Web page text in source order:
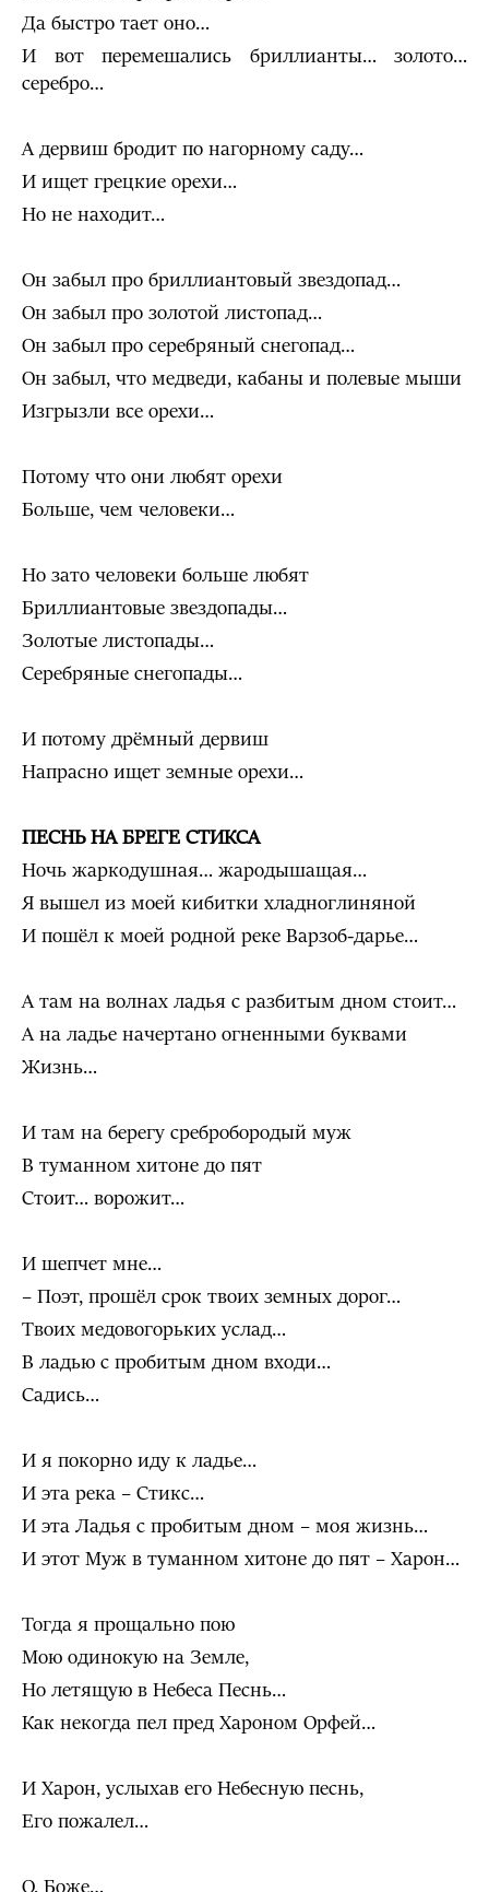
Да быстро тает оно…
И вот перемешались бриллианты… золото…
серебро…
А дервиш бродит по нагорному саду…
И ищет грецкие орехи…
Но не находит…
Он забыл про бриллиантовый звездопад…
Он забыл про золотой листопад…
Он забыл про серебряный снегопад…
Он забыл, что медведи, кабаны и полевые мыши
Изгрызли все орехи…
Потому что они любят орехи
Больше, чем человеки…
Но зато человеки больше любят
Бриллиантовые звездопады…
Золотые листопады…
Серебряные снегопады…
И потому дрёмный дервиш
Напрасно ищет земные орехи…
ПЕСНЬ НА БРЕГЕ СТИКСА
Ночь жаркодушная… жародышащая…
Я вышел из моей кибитки хладноглиняной
И пошёл к моей родной реке Варзоб-дарье…
А там на волнах ладья с разбитым дном стоит…
А на ладье начертано огненными буквами
Жизнь…
И там на берегу сребробородый муж
В туманном хитоне до пят
Стоит… ворожит…
И шепчет мне…
– Поэт, прошёл срок твоих земных дорог…
Твоих медовогорьких услад…
В ладью с пробитым дном входи…
Садись…
И я покорно иду к ладье…
И эта река – Стикс…
И эта Ладья с пробитым дном – моя жизнь…
И этот Муж в туманном хитоне до пят – Харон…
Тогда я прощально пою
Мою одинокую на Земле,
Но летящую в Небеса Песнь…
Как некогда пел пред Хароном Орфей…
И Харон, услыхав его Небесную песнь,
Его пожалел…
О, Боже…